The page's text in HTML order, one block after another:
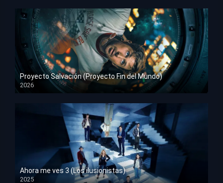
Proyecto Salvación (Proyecto Fin del Mundo)
2026
HD 1080p
Ahora me ves 3 (Los ilusionistas)
2025